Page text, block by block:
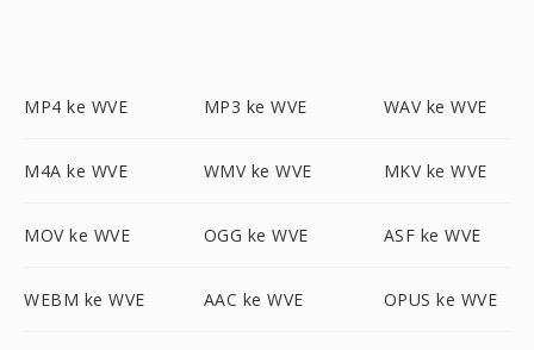
MP4 ke WVE MP3 ke WVE WAV ke WVE
M4A ke WVE WMV ke WVE MKV ke WVE
MOV ke WVE OGG ke WVE ASF ke WVE
WEBM ke WVE AAC ke WVE OPUS ke WVE